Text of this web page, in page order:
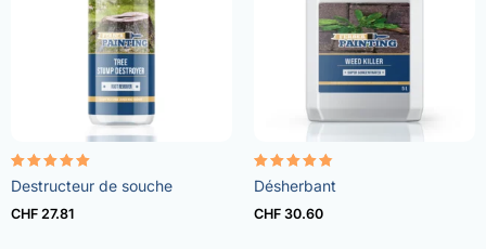
Rated
5.00
out of 5
Destructeur de souche
CHF 27.81
Rated
4.73
out of 5
Désherbant
CHF 30.60